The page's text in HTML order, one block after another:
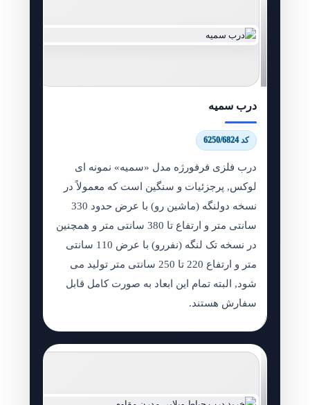
درب سمیه
کد 6250/6824
درب فلزی فرفورژه مدل «سمیه» نمونه ای
لوکس, پرجزئیات و سنگین است که معمولاً در
نسخه دولنگه (ماشین رو) با عرض حدود 330
سانتی متر و ارتفاع تا 380 سانتی متر و همچنین
در نسخه تک لنگه (نفررو) با عرض 110 سانتی
متر و ارتفاع 220 تا 250 سانتی متر تولید می
شود, البته تمام این ابعاد به صورت کامل قابل
سفارش هستند.